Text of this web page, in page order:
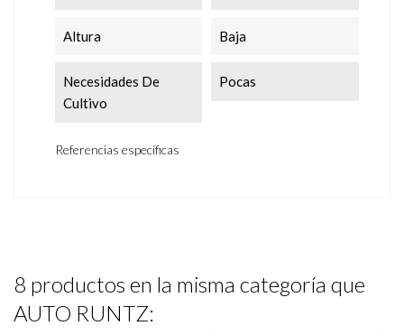
Altura Baja
Necesidades De
Cultivo
Pocas
Referencias específicas
8 productos en la misma categoría que
AUTO RUNTZ: